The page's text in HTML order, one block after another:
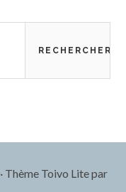
·Thème Toivo Lite par